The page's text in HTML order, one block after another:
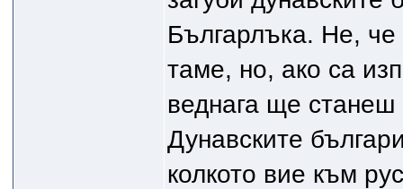
Българлъка. Не, че
таме, но, ако са
веднага ще
Дунавските
колкото вие към